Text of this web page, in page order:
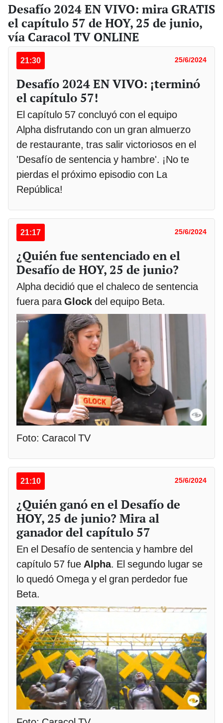
Desafío 2024 EN VIVO: mira GRATIS
el capítulo 57 de HOY, 25 de junio,
vía Caracol TV ONLINE
21:30 25/6/2024
Desafío 2024 EN VIVO: ¡terminó
el capítulo 57!
El capítulo 57 concluyó con el equipo
Alpha disfrutando con un gran almuerzo
de restaurante, tras salir victoriosos en el
'Desafío de sentencia y hambre'. ¡No te
pierdas el próximo episodio con La
República!
21:17 25/6/2024
¿Quién fue sentenciado en el
Desafío de HOY, 25 de junio?
Alpha decidió que el chaleco de sentencia
fuera para Glock del equipo Beta.
Foto: Caracol TV
21:10 25/6/2024
¿Quién ganó en el Desafío de
HOY, 25 de junio? Mira al
ganador del capítulo 57
En el Desafío de sentencia y hambre del
capítulo 57 fue Alpha. El segundo lugar se
lo quedó Omega y el gran perdedor fue
Beta.